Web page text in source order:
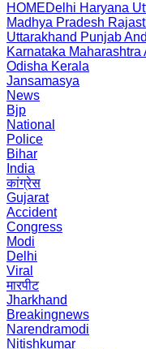
HOMEDelhi Haryana
Madhya Pradesh
Uttarakhand Punjab
Karnataka Maharashtra
Odisha Kerala
Jansamasya
News
Bjp
National
Police
Bihar
India
कांग्रेस
Gujarat
Accident
Congress
Modi
Delhi
Viral
मारपीट
Jharkhand
Breakingnews
Narendramodi
Nitishkumar